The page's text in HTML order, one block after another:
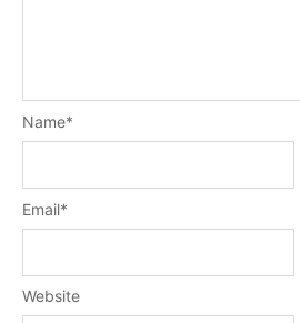
Name*
Email*
Website